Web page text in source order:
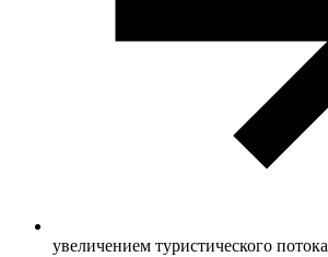
увеличением туристического потока